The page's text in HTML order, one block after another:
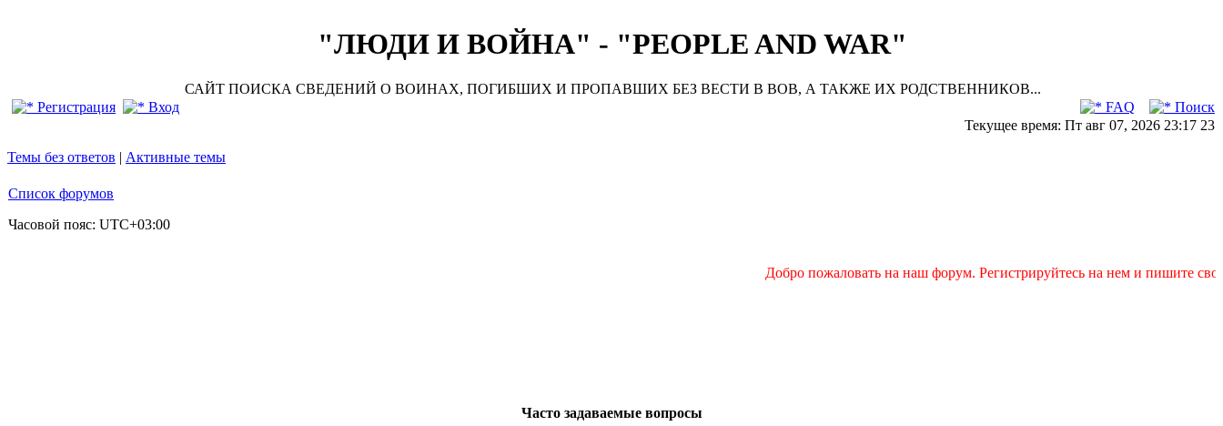
"ЛЮДИ И ВОЙНА" - "PEOPLE AND WAR"
САЙТ ПОИСКА СВЕДЕНИЙ О ВОИНАХ, ПОГИБШИХ И ПРОПАВШИХ БЕЗ ВЕСТИ В ВОВ, А ТАКЖЕ ИХ РОДСТВЕННИКОВ...
Регистрация
Вход FAQ
Поиск
Текущее время: Пт авг 07, 2026 23:17 23
Темы без ответов | Активные темы
Список форумов
Часовой пояс: UTC+03:00
Добро пожаловать на наш форум. Регистрируйтесь на нем и пишите свои
Часто задаваемые вопросы